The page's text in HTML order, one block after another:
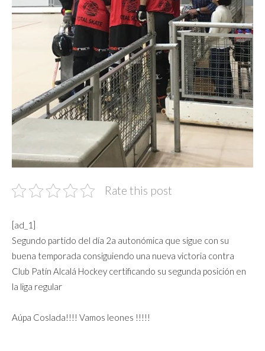
Rate this post
[ad_1]
Segundo partido del día 2a autonómica que sigue con su
buena temporada consiguiendo una nueva victoria contra
Club Patín Alcalá Hockey certificando su segunda posición en
la liga regular
Aúpa Coslada!!!! Vamos leones !!!!!